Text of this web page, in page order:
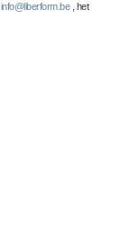
info@liberform.be, het